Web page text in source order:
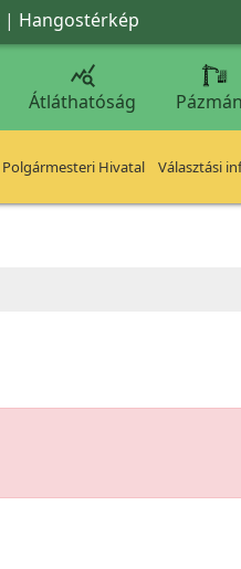
| Hangostérkép

Átláthatóság
Polgármesteri Hivatal Választási